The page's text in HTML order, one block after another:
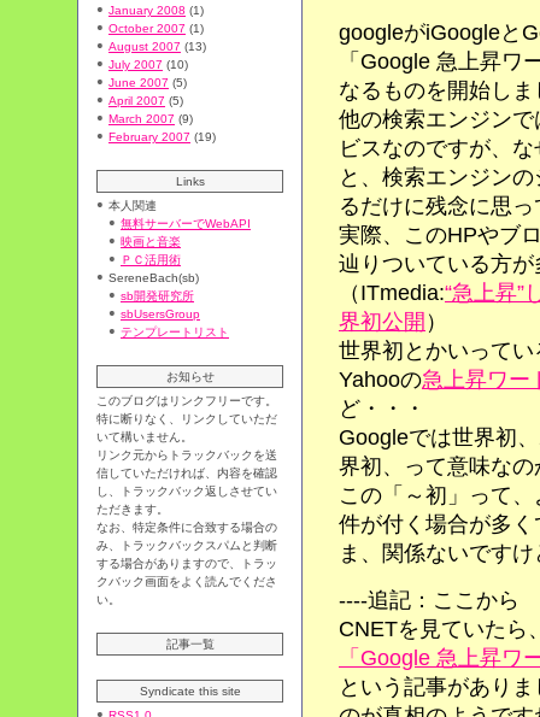
January 2008 (1)
October 2007 (1)
August 2007 (13)
July 2007 (10)
June 2007 (5)
April 2007 (5)
March 2007 (9)
February 2007 (19)
Links
本人関連
無料サーバーでWebAPI
映画と音楽
ＰＣ活用術
SereneBach(sb)
sb開発研究所
sbUsersGroup
テンプレートリスト
お知らせ
このブログはリンクフリーです。
特に断りなく、リンクしていただ
いて構いません。
リンク元からトラックバックを送
信していただければ、内容を確認
し、トラックバック返しさせてい
ただきます。
なお、特定条件に合致する場合の
み、トラックバックスパムと判断
する場合がありますので、トラッ
クバック画面をよく読んでくださ
い。
記事一覧
Syndicate this site
googleがiGoogleと
「Google 急上昇ワ
なるものを開始しま
他の検索エンジン
ビスなのですが、
と、検索エンジン
るだけに残念に思
実際、このHPやブ
辿りついている方
（ITmedia:“急上昇”
界初公開）
世界初とかいって
Yahooの急上昇ワー
ど・・・
Googleでは世界初
界初、って意味なの
この「～初」って
件が付く場合が多
ま、関係ないですけ
----追記：ここから
CNETを見ていたら
「Google 急上昇ワ
という記事があり